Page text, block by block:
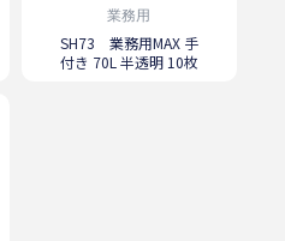
業務用
SH73 業務用MAX 手
付き 70L 半透明 10枚